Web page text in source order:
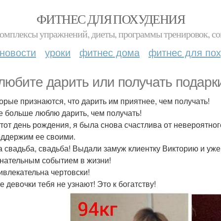
ФИТНЕС ДЛЯ ПОХУДЕНИЯ
упражнений, диеты, программы тренировок,
новости уроки фитнес дома фитнес для
дарить или получать
признаются, что дарить им приятнее, чем получать!
больше люблю дарить, чем получать!
день рождения, я была снова счастлива от
ее своими.
свадьба, свадьба! Выдали замуж клиентку Викторию и
событием в жизни!
чертовски!
девочки тебя не узнают! Это к богатству!